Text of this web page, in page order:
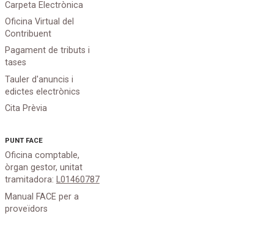
Carpeta Electrònica
Oficina Virtual del
Contribuent
Pagament de tributs i
tases
Tauler d'anuncis i
edictes electrònics
Cita Prèvia
PUNT FACE
Oficina comptable,
òrgan gestor, unitat
tramitadora: L01460787
Manual FACE per a
proveïdors